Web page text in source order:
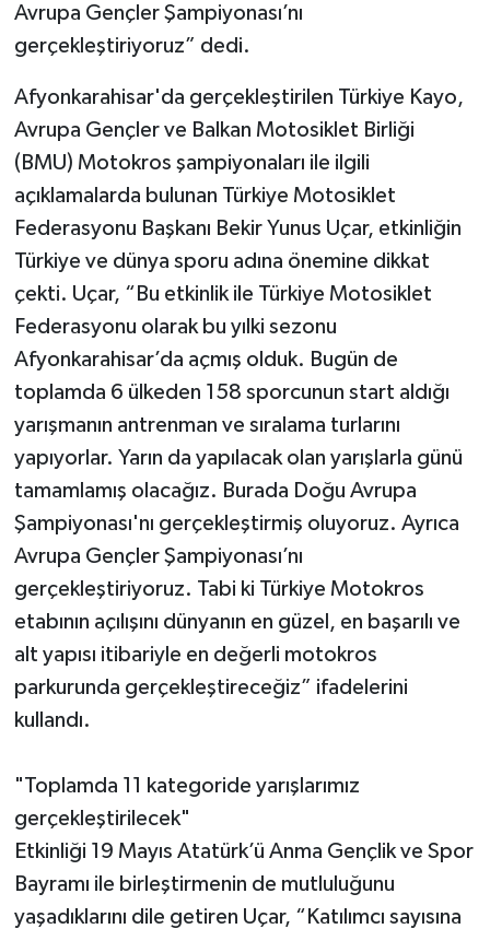
Avrupa Gençler Şampiyonası’nı
gerçekleştiriyoruz” dedi.
Afyonkarahisar'da gerçekleştirilen Türkiye Kayo,
Avrupa Gençler ve Balkan Motosiklet Birliği
(BMU) Motokros şampiyonaları ile ilgili
açıklamalarda bulunan Türkiye Motosiklet
Federasyonu Başkanı Bekir Yunus Uçar, etkinliğin
Türkiye ve dünya sporu adına önemine dikkat
çekti. Uçar, “Bu etkinlik ile Türkiye Motosiklet
Federasyonu olarak bu yılki sezonu
Afyonkarahisar’da açmış olduk. Bugün de
toplamda 6 ülkeden 158 sporcunun start aldığı
yarışmanın antrenman ve sıralama turlarını
yapıyorlar. Yarın da yapılacak olan yarışlarla günü
tamamlamış olacağız. Burada Doğu Avrupa
Şampiyonası'nı gerçekleştirmiş oluyoruz. Ayrıca
Avrupa Gençler Şampiyonası’nı
gerçekleştiriyoruz. Tabi ki Türkiye Motokros
etabının açılışını dünyanın en güzel, en başarılı ve
alt yapısı itibariyle en değerli motokros
parkurunda gerçekleştireceğiz” ifadelerini
kullandı.
"Toplamda 11 kategoride yarışlarımız
gerçekleştirilecek"
Etkinliği 19 Mayıs Atatürk’ü Anma Gençlik ve Spor
Bayramı ile birleştirmenin de mutluluğunu
yaşadıklarını dile getiren Uçar, “Katılımcı sayısına